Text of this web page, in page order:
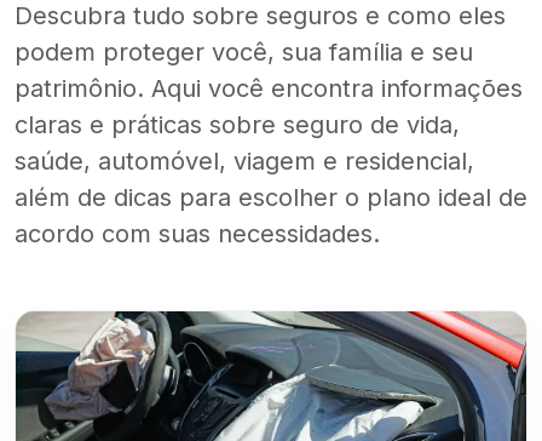
Descubra tudo sobre seguros e como eles
podem proteger você, sua família e seu
patrimônio. Aqui você encontra informações
claras e práticas sobre seguro de vida,
saúde, automóvel, viagem e residencial,
além de dicas para escolher o plano ideal de
acordo com suas necessidades.